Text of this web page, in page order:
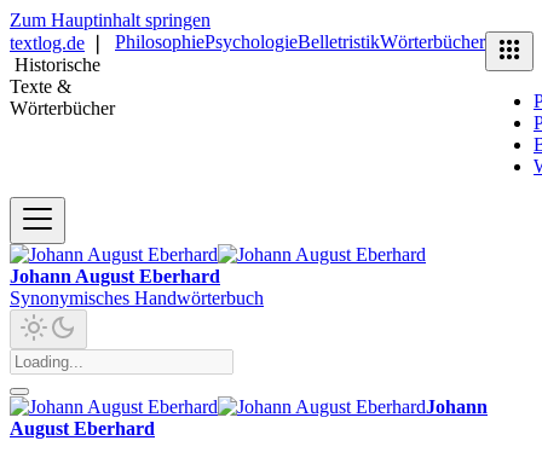
Zum Hauptinhalt springen
textlog.de
Historische
Texte &
Wörterbücher
PhilosophiePsychologieBelletristikWörterbücher
Johann August Eberhard
Synonymisches Handwörterbuch
Johann
August Eberhard